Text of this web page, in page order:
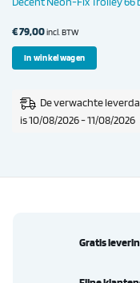
€79,00incl. BTW
In winkelwagen
De verwachte
is 10/08/2026 - 11/08/2026
Gratis